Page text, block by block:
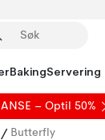
BakingServering
– Optil 50%
/ Butterfly